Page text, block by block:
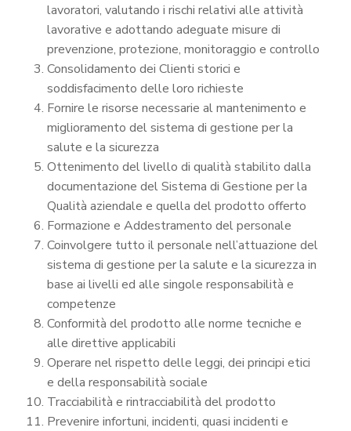
lavoratori, valutando i rischi relativi alle attività
lavorative e adottando adeguate misure di
prevenzione, protezione, monitoraggio e controllo
Consolidamento dei Clienti storici e
soddisfacimento delle loro richieste
Fornire le risorse necessarie al mantenimento e
miglioramento del sistema di gestione per la
salute e la sicurezza
Ottenimento del livello di qualità stabilito dalla
documentazione del Sistema di Gestione per la
Qualità aziendale e quella del prodotto offerto
Formazione e Addestramento del personale
Coinvolgere tutto il personale nell’attuazione del
sistema di gestione per la salute e la sicurezza in
base ai livelli ed alle singole responsabilità e
competenze
Conformità del prodotto alle norme tecniche e
alle direttive applicabili
Operare nel rispetto delle leggi, dei principi etici
e della responsabilità sociale
Tracciabilità e rintracciabilità del prodotto
Prevenire infortuni, incidenti, quasi incidenti e